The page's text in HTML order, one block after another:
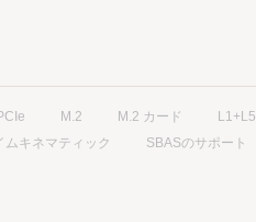
M.2 M.2 カード L1+L5
ムキネマティック SBASのサポート